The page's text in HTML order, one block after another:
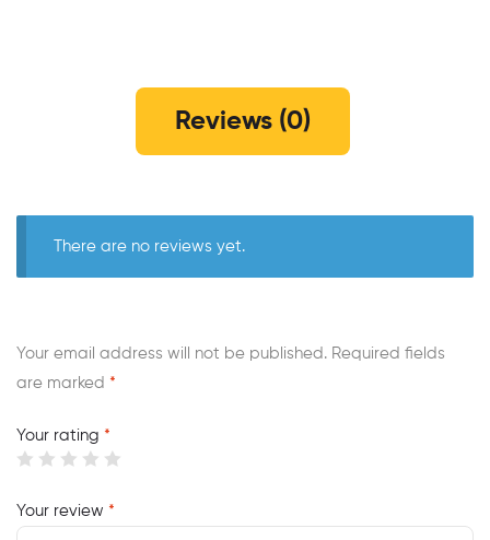
Reviews (0)
There are no reviews yet.
Your email address will not be published. Required fields
are marked *
Your rating *
Your review *